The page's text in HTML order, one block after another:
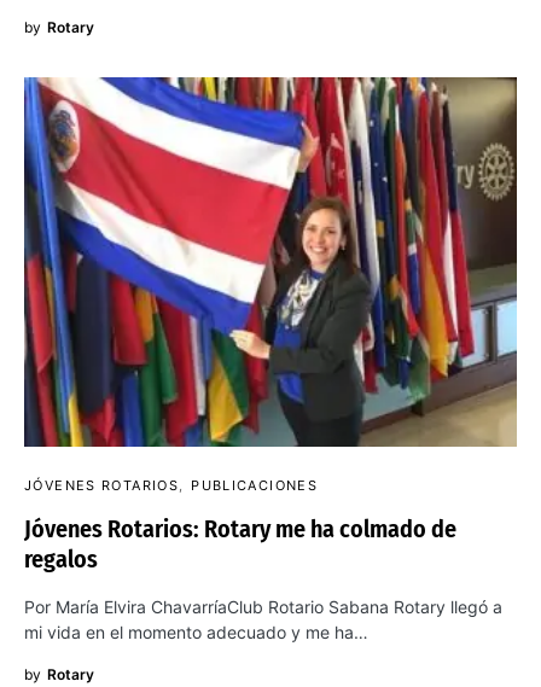
by Rotary
JÓVENES ROTARIOS PUBLICACIONES
Jóvenes Rotarios: Rotary me ha colmado de
regalos
Por María Elvira ChavarríaClub Rotario Sabana Rotary llegó a
mi vida en el momento adecuado y me ha…
by Rotary